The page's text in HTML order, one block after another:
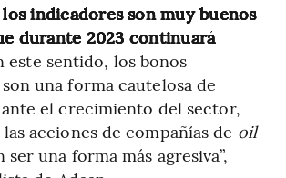
los indicadores son muy buenos
durante 2023 continuará
este sentido, los bonos
una forma cautelosa de
el crecimiento del sector,
acciones de compañías de oil
una forma más agresiva”,